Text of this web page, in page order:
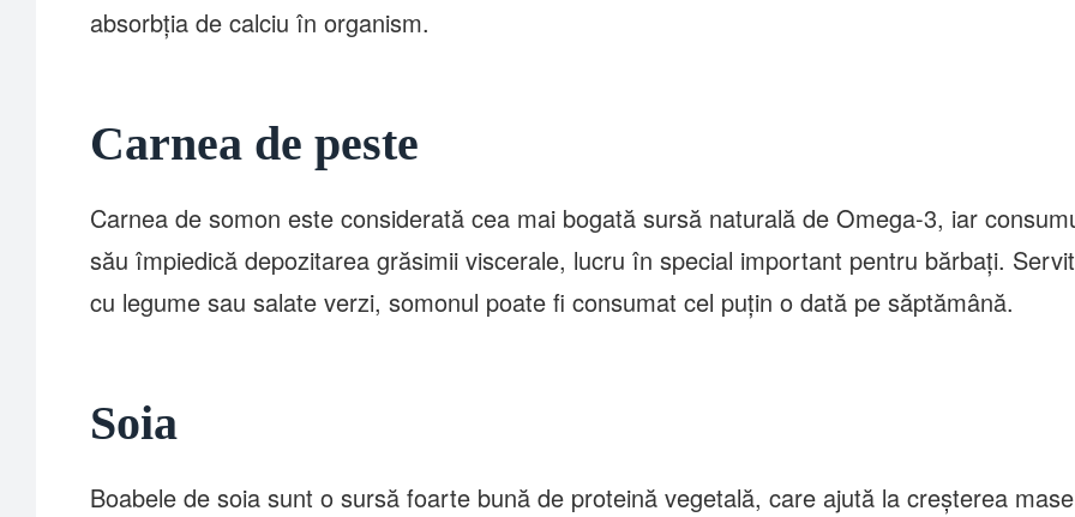
absorbția de calciu în organism.
Carnea de peste
Carnea de somon este considerată cea mai bogată sursă naturală de Omega-3, iar
său împiedică depozitarea grăsimii viscerale, lucru în special important pentru bărbați. Servit
cu legume sau salate verzi, somonul poate fi consumat cel puțin o dată pe săptămână.
Soia
Boabele de soia sunt o sursă foarte bună de proteină vegetală, care ajută la creșterea